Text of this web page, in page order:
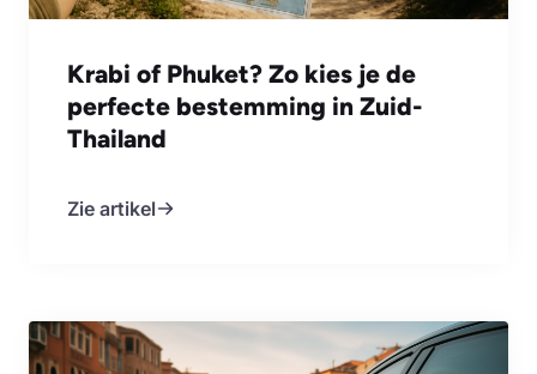
Krabi of Phuket? Zo kies je de
perfecte bestemming in Zuid-
Thailand
Zie artikel